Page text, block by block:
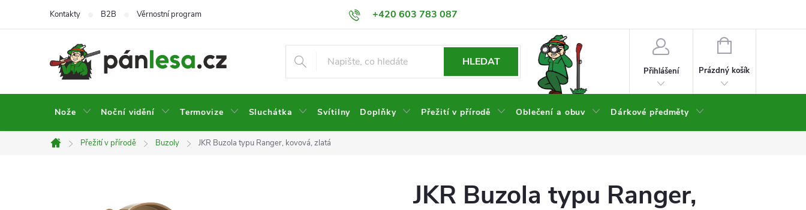
+420 603 783 087
Kontakty B2B Věrnostní program
HLEDAT
Přihlášení
NÁKUPNÍ
Prázdný košík
Nože Noční vidění Termovize Sluchátka Svítilny Doplňky Přežití v přírodě Oblečení a obuv Dárkové předměty
Domů
Přežití v přírodě Buzoly JKR Buzola typu Ranger, kovová, zlatá
JKR Buzola typu Ranger,